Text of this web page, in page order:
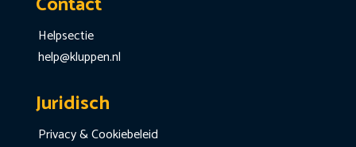
Helpsectie
help@kluppen.nl
Juridisch
Privacy & Cookiebeleid